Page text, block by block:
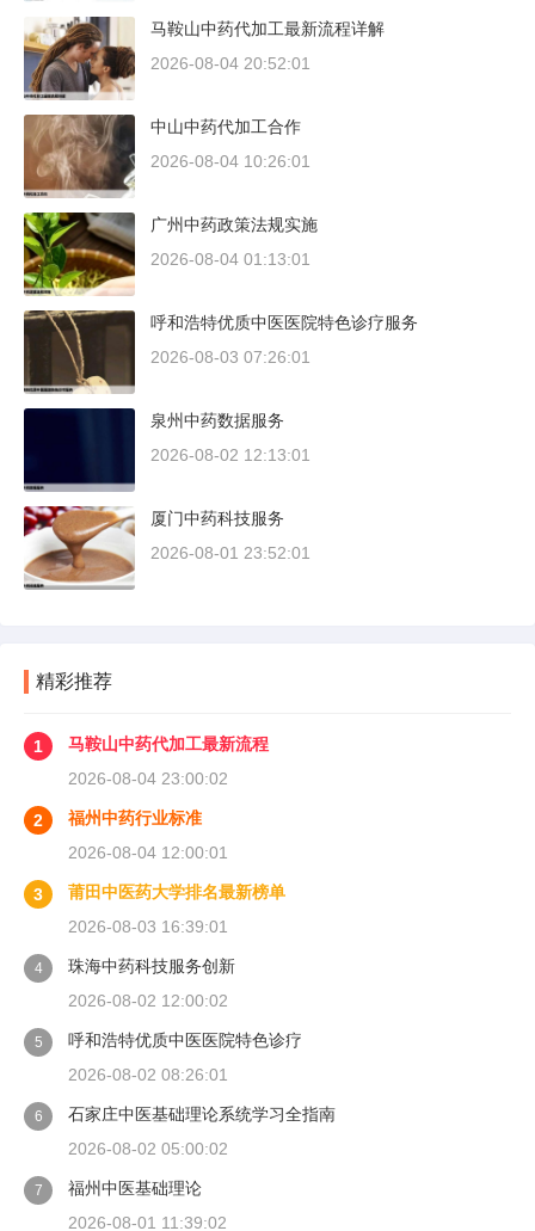
马鞍山中药代加工最新流程详解
2026-08-04 20:52:01
中山中药代加工合作
2026-08-04 10:26:01
广州中药政策法规实施
2026-08-04 01:13:01
呼和浩特优质中医医院特色诊疗服务
2026-08-03 07:26:01
泉州中药数据服务
2026-08-02 12:13:01
厦门中药科技服务
2026-08-01 23:52:01
精彩推荐
1
马鞍山中药代加工最新流程
2026-08-04 23:00:02
2
福州中药行业标准
2026-08-04 12:00:01
3
莆田中医药大学排名最新榜单
2026-08-03 16:39:01
4
珠海中药科技服务创新
2026-08-02 12:00:02
5
呼和浩特优质中医医院特色诊疗
2026-08-02 08:26:01
6
石家庄中医基础理论系统学习全指南
2026-08-02 05:00:02
7
福州中医基础理论
2026-08-01 11:39:02